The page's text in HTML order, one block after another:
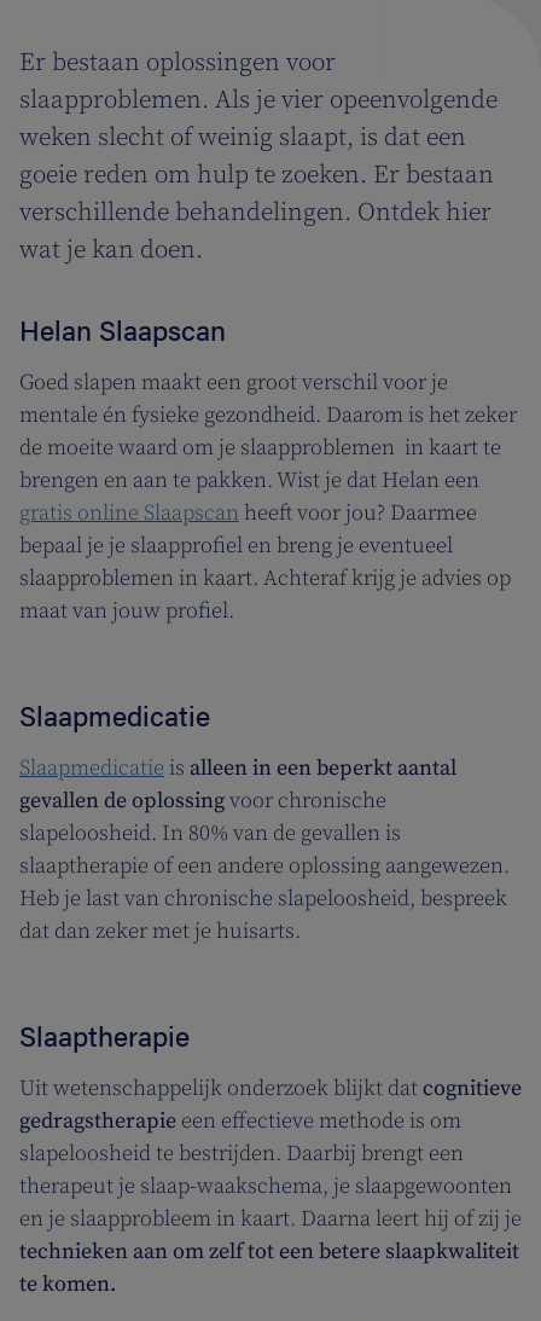
Er bestaan oplossingen voor
slaapproblemen. Als je vier opeenvolgende
weken slecht of weinig slaapt, is dat een
goeie reden om hulp te zoeken. Er bestaan
verschillende behandelingen. Ontdek hier
wat je kan doen.
Helan Slaapscan
Goed slapen maakt een groot verschil voor je
mentale én fysieke gezondheid. Daarom is het zeker
de moeite waard om je slaapproblemen in kaart te
brengen en aan te pakken. Wist je dat Helan een
gratis online Slaapscan heeft voor jou? Daarmee
bepaal je je slaapprofiel en breng je eventueel
slaapproblemen in kaart. Achteraf krijg je advies op
maat van jouw profiel.
Slaapmedicatie
Slaapmedicatie is alleen in een beperkt aantal
gevallen de oplossingvoor chronische
slapeloosheid. In 80% van de gevallen is
slaaptherapie of een andere oplossing aangewezen.
Heb je last van chronische slapeloosheid, bespreek
dat dan zeker met je huisarts.
Slaaptherapie
Uit wetenschappelijk onderzoek blijkt datcognitieve
gedragstherapie een effectieve methode is om
slapeloosheid te bestrijden. Daarbij brengt een
therapeut je slaap-waakschema, je slaapgewoonten
en je slaapprobleem in kaart. Daarna leert hij of zij je
technieken aan om zelf tot een betere slaapkwaliteit
te komen.